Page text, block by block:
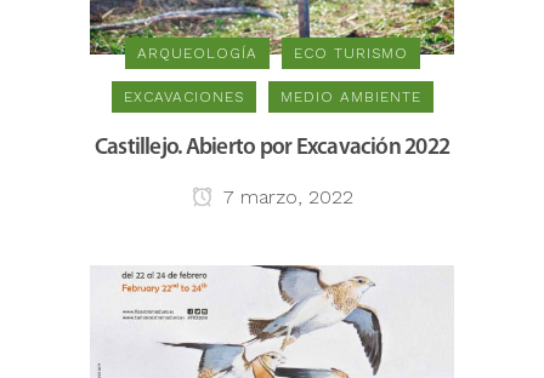
ARQUEOLOGÍA ECO TURISMO
EXCAVACIONES MEDIO AMBIENTE
Castillejo. Abierto por Excavación 2022
7 marzo, 2022